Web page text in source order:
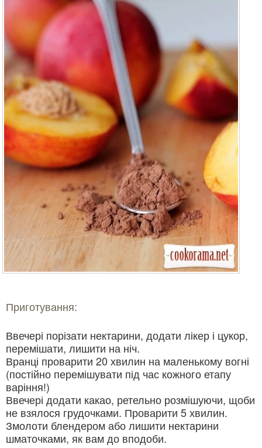
Приготування:
Ввечері порізати нектарини, додати лікер і цукор,
перемішати, лишити на ніч.
Вранці проварити 20 хвилин на маленькому вогні
(постійно перемішувати під час кожного етапу
варіння!)
Ввечері додати какао, ретельно розмішуючи, щоби
не взялося грудочками. Проварити 5 хвилин.
Змолоти блендером або лишити нектарини
шматочками, як вам до вподоби.